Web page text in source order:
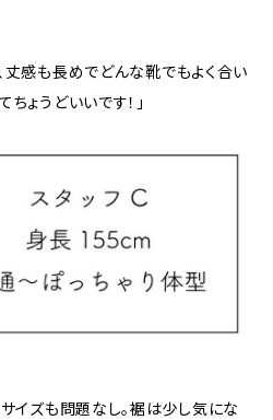
丈感も長めでどんな靴でもよく合い
ょうどいいです！」
サイズも問題なし。裾は少し気にな